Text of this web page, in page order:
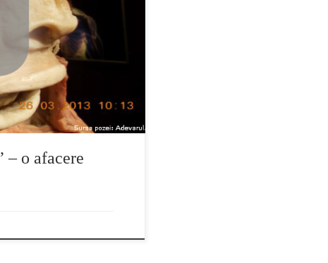
spectacol, publicul nu
expozitii poti sa vizionezi
ar fi: aruncand […]
– o afacere